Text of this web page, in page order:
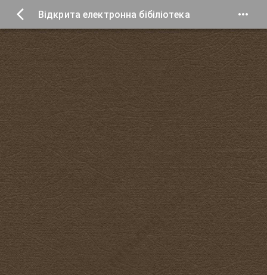
Відкрита електронна бібіліотека